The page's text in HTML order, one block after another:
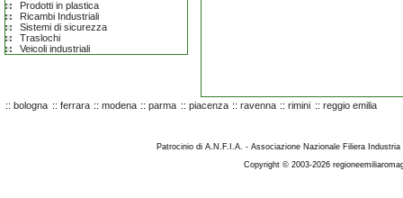
Prodotti in plastica
Ricambi Industriali
Sistemi di sicurezza
Traslochi
Veicoli industriali
:: bologna :: ferrara :: modena :: parma :: piacenza :: ravenna :: rimini :: reggio emilia
Patrocinio di A.N.F.I.A. - Associazione Nazionale Filiera
Copyright © 2003-2026